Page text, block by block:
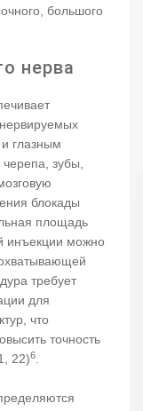
большого
нерва
глазным
черепа, зубы,
блокады
площадь
инъекции можно
требует
для
что
точность
22)6.